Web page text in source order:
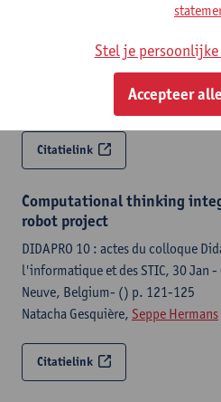
International Conference on
Education, 28-30 May, 2024,
, Francis Wyffels,
Citatielink
Computational thinking
robot project
DIDAPRO 10 : actes du colloque
l'informatique et des STIC, 30 Jan
Neuve, Belgium- () p. 121-125
Natacha Gesquière, Seppe Hermans
Citatielink
Stel je
Accepteer